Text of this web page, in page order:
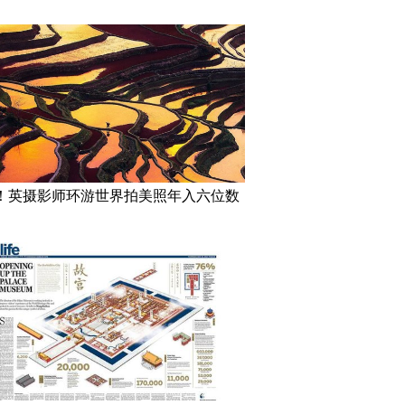
英摄影师环游世界拍美照年入六位数